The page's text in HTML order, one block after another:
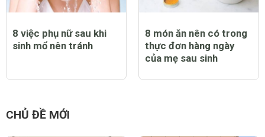
8 việc phụ nữ sau khi
sinh mổ nên tránh
8 món ăn nên có trong
thực đơn hàng ngày
của mẹ sau sinh
CHỦ ĐỀ MỚI